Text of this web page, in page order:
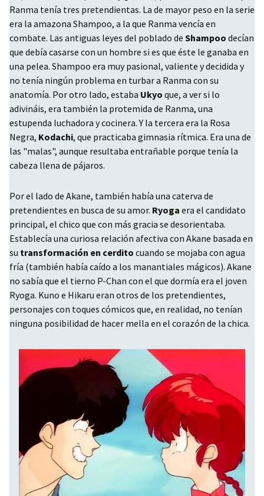
Ranma tenía tres pretendientas. La de mayor peso en la serie
era la amazona Shampoo, a la que Ranma vencía en
combate. Las antiguas leyes del poblado de Shampoo decían
que debía casarse con un hombre si es que éste le ganaba en
una pelea. Shampoo era muy pasional, valiente y decidida y
no tenía ningún problema en turbar a Ranma con su
anatomía. Por otro lado, estaba Ukyo que, a ver si lo
adivináis, era también la protemida de Ranma, una
estupenda luchadora y cocinera. Y la tercera era la Rosa
Negra, Kodachi, que practicaba gimnasia rítmica. Era una de
las "malas", aunque resultaba entrañable porque tenía la
cabeza llena de pájaros.
Por el lado de Akane, también había una caterva de
pretendientes en busca de su amor. Ryoga era el candidato
principal, el chico que con más gracia se desorientaba.
Establecía una curiosa relación afectiva con Akane basada en
su transformación en cerdito cuando se mojaba con agua
fría (también había caído a los manantiales mágicos). Akane
no sabía que el tierno P-Chan con el que dormía era el joven
Ryoga. Kuno e Hikaru eran otros de los pretendientes,
personajes con toques cómicos que, en realidad, no tenían
ninguna posibilidad de hacer mella en el corazón de la chica.